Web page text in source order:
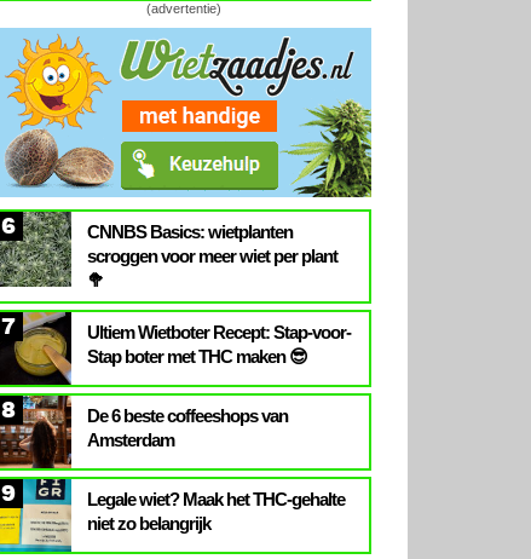
(advertentie)
6
CNNBS Basics: wietplanten
scroggen voor meer wiet per plant
🥦
7
Ultiem Wietboter Recept: Stap-voor-
Stap boter met THC maken 😎
8
De 6 beste coffeeshops van
Amsterdam
9
Legale wiet? Maak het THC-gehalte
niet zo belangrijk